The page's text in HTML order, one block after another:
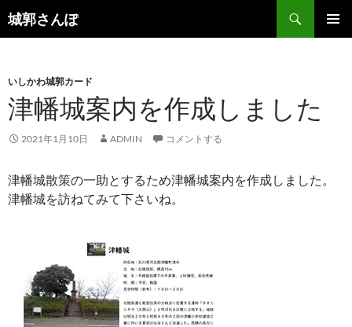
コ
ン
ツ
へ
ス
キ
プ
城郭さんぽ
検
索
いしかわ城郭カード
津幡城案内を作成しました
2021年1月10日 ADMIN コメントする
津幡城散策の一助とするため津幡城案内を作成しました。
津幡城を訪ねてみて下さいね。